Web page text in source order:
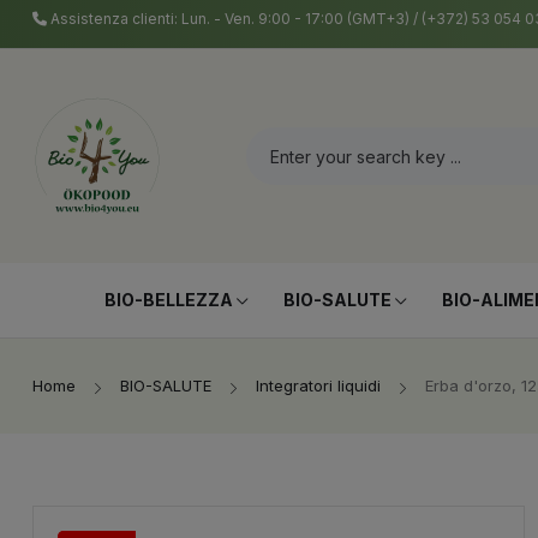
Assistenza clienti: Lun. - Ven. 9:00 - 17:00 (GMT+3) / (+372) 53 054
BIO-BELLEZZA BIO-SALUTE BIO-
Home BIO-SALUTE Integratori liquidi Erba d'orzo,